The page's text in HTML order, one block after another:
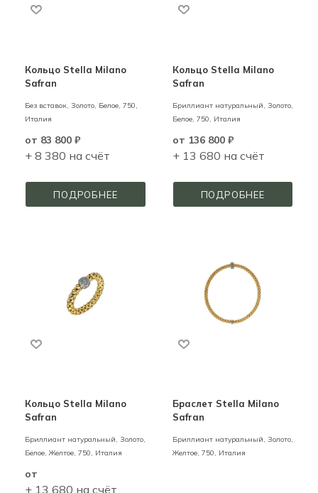
Кольцо Stella Milano
Safran
Без вставок, Золото, Белое, 750,
Италия
от 83 800 ₽
+ 8 380 на счёт
ПОДРОБНЕЕ
Кольцо Stella Milano
Safran
Бриллиант натуральный, Золото,
Белое, 750, Италия
от 136 800 ₽
+ 13 680 на счёт
ПОДРОБНЕЕ
Кольцо Stella Milano
Safran
Бриллиант натуральный, Золото,
Белое, Желтое, 750, Италия
от
+ 13 680 на счёт
Браслет Stella Milano
Safran
Бриллиант натуральный, Золото,
Желтое, 750, Италия